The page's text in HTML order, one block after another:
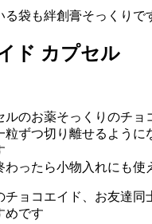
る袋も絆創膏そっくりで
ド カプセル
ルのお薬そっくりのチョ
粒ずつ切り離せるように
わったら小物入れにも使
チョコエイド、お友達同
めです